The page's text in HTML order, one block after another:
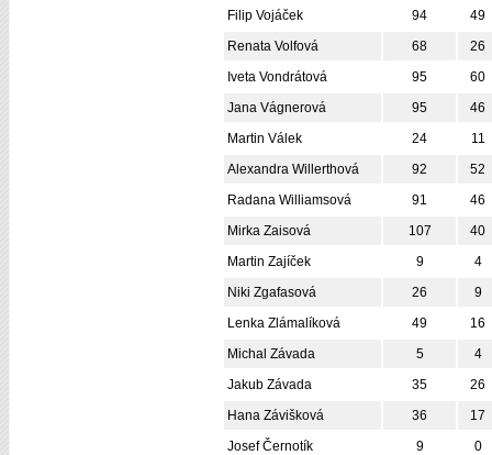
Filip Vojáček
94
49
Renata Volfová
68
26
Iveta Vondrátová
95
60
Jana Vágnerová
95
46
Martin Válek
24
11
Alexandra Willerthová
92
52
Radana Williamsová
91
46
Mirka Zaisová
107
40
Martin Zajíček
9
4
Niki Zgafasová
26
9
Lenka Zlámalíková
49
16
Michal Závada
5
4
Jakub Závada
35
26
Hana Závišková
36
17
Josef Černotík
9
0